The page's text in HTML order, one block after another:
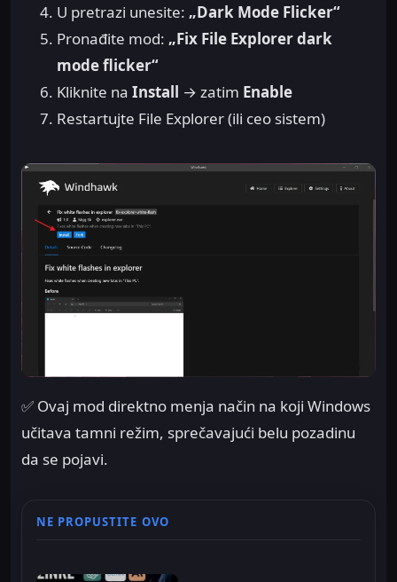
U pretrazi unesite: „Dark Mode Flicker“
Pronađite mod: „Fix File Explorer dark
mode flicker“
Kliknite na Install → zatim Enable
Restartujte File Explorer (ili ceo sistem)
✅ Ovaj mod direktno menja način na koji Windows
učitava tamni režim, sprečavajući belu pozadinu
da se pojavi.
NE PROPUSTITE OVO